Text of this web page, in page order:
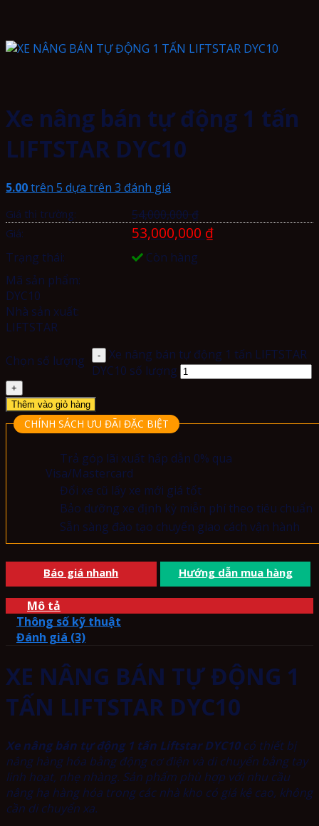
Xe nâng bán tự động 1 tấn
LIFTSTAR DYC10
5.00trên 5 dựa trên 3 đánh giá
Giá thị trường: 54,000,000₫
Giá: 53,000,000 ₫
Trạng thái:
Còn hàng
Mã sản phẩm:
DYC10
Nhà sản xuất:
LIFTSTAR
Chọn số lượng
Xe nâng bán tự động 1 tấn LIFTSTAR
DYC10 số lượng
Thêm vào giỏ hàng
CHÍNH SÁCH ƯU ĐÃI ĐẶC BIỆT
Trả góp lãi xuất hấp dẫn 0% qua
Visa/Mastercard
Đổi xe cũ lấy xe mới giá tốt
Bảo dưỡng xe định kỳ miễn phí theo tiêu chuẩn
Sẵn sàng đào tạo chuyển giao cách vận hành
Báo giá nhanh Hướng dẫn mua hàng
Mô tả
Thông số kỹ thuật
Đánh giá (3)
XE NÂNG BÁN TỰ ĐỘNG 1
TẤN LIFTSTAR DYC10
Xe nâng bán tự động 1 tấn Liftstar DYC10có thiết bị
nâng hàng hóa bằng động cơ điện và di chuyển bằng tay
linh hoạt, nhẹ nhàng. Sản phẩm phù hợp với nhu cầu
nâng hạ hàng hóa trong các nhà kho có giá kệ cao, không
cần di chuyển xa.